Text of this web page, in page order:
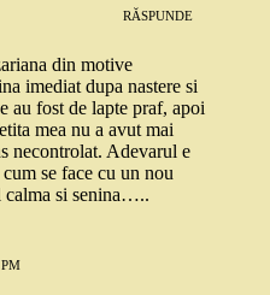
RĂSPUNDE
din motive
imediat dupa nastere si
au fost de lapte praf, apoi
mea nu a avut mai
necontrolat. Adevarul e
se face cu un nou
calma si senina…..